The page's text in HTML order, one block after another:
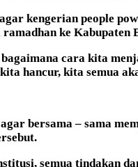
kengerian people
ke Kabupaten
cara kita
hancur, kita semua
bersama – sama
semua tindakan